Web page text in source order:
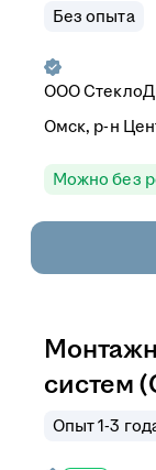
Без опыта
ООО
Омск, р-н
Можно без
систем
Опыт 1-3